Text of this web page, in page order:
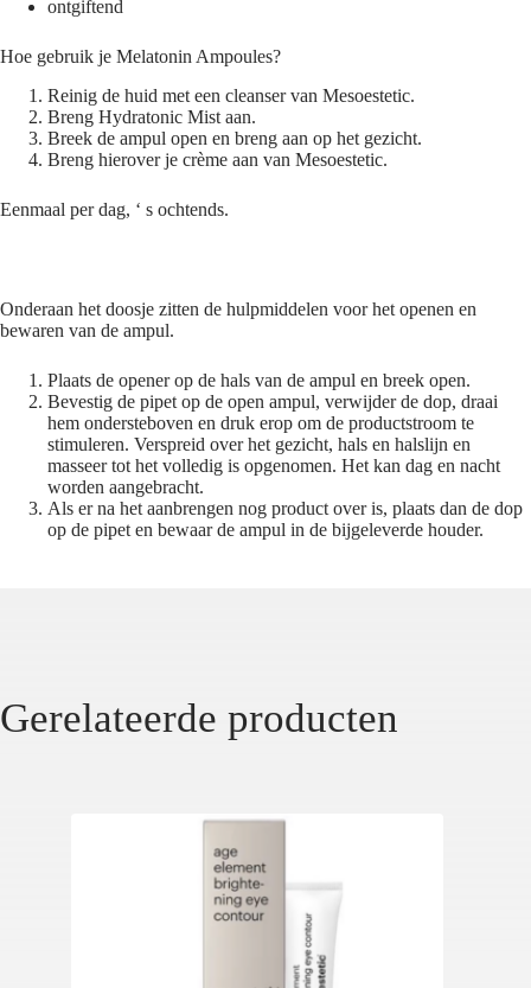
ontgiftend
Hoe gebruik je Melatonin Ampoules?
Reinig de huid met een cleanser van Mesoestetic.
Breng Hydratonic Mist aan.
Breek de ampul open en breng aan op het gezicht.
Breng hierover je crème aan van Mesoestetic.
Eenmaal per dag, ‘ s ochtends.
Onderaan het doosje zitten de hulpmiddelen voor het openen en
bewaren van de ampul.
Plaats de opener op de hals van de ampul en breek open.
Bevestig de pipet op de open ampul, verwijder de dop, draai
hem ondersteboven en druk erop om de productstroom te
stimuleren. Verspreid over het gezicht, hals en halslijn en
masseer tot het volledig is opgenomen. Het kan dag en nacht
worden aangebracht.
Als er na het aanbrengen nog product over is, plaats dan de dop
op de pipet en bewaar de ampul in de bijgeleverde houder.
Gerelateerde producten